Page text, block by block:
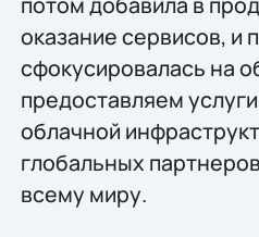
оказание сервисов, и
сфокусировалась на
предоставляем
облачной
глобальных
всему миру.